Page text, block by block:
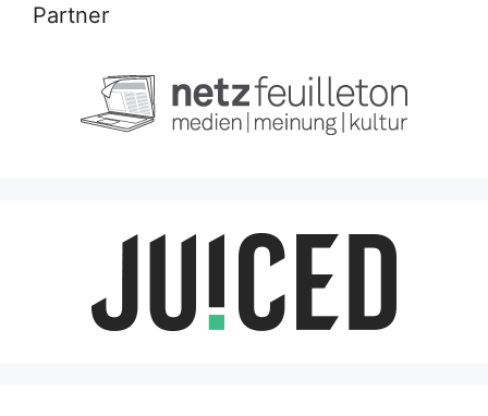
Partner